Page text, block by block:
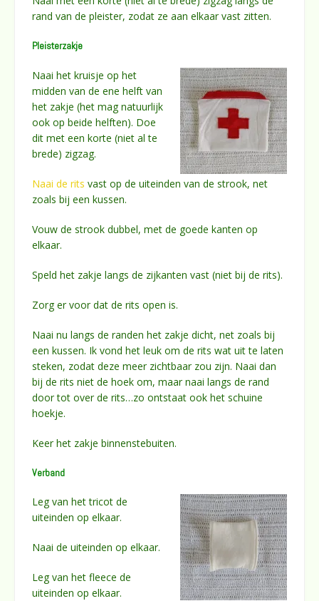
rand van de pleister, zodat ze aan elkaar vast zitten.
Pleisterzakje
Naai het kruisje op het
midden van de ene helft van
het zakje (het mag natuurlijk
ook op beide helften). Doe
dit met een korte (niet al te
brede) zigzag.
Naai de rits vast op de uiteinden van de strook, net
zoals bij een kussen.
Vouw de strook dubbel, met de goede kanten op
elkaar.
Speld het zakje langs de zijkanten vast (niet bij de rits).
Zorg er voor dat de rits open is.
Naai nu langs de randen het zakje dicht, net zoals bij
een kussen. Ik vond het leuk om de rits wat uit te laten
steken, zodat deze meer zichtbaar zou zijn. Naai dan
bij de rits niet de hoek om, maar naai langs de rand
door tot over de rits…zo ontstaat ook het schuine
hoekje.
Keer het zakje binnenstebuiten.
Verband
Leg van het tricot de
uiteinden op elkaar.
Naai de uiteinden op elkaar.
Leg van het fleece de
uiteinden op elkaar.